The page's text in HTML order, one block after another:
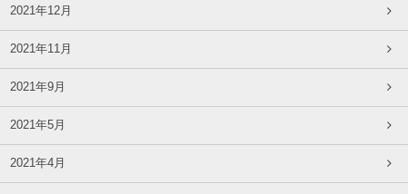
2021年12月
2021年11月
2021年9月
2021年5月
2021年4月